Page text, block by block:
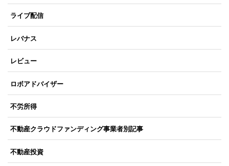
ライブ配信
レバナス
レビュー
ロボアドバイザー
不労所得
不動産クラウドファンディング事業者別記事
不動産投資